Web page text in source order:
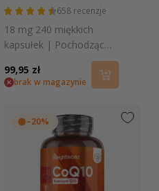
658 recenzje
18 mg 240 miękkich
kapsułek | Pochodzący
naturalnego
Cena
regularna
99,95 zł
brak w magazynie
–20%